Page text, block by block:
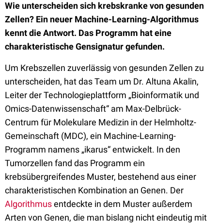
Wie unterscheiden sich krebskranke von gesunden
Zellen? Ein neuer Machine-Learning-Algorithmus
kennt die Antwort. Das Programm hat eine
charakteristische Gensignatur gefunden.
Um Krebszellen zuverlässig von gesunden Zellen zu
unterscheiden, hat das Team um Dr. Altuna Akalin,
Leiter der Technologieplattform „Bioinformatik und
Omics-Datenwissenschaft“ am Max-Delbrück-
Centrum für Molekulare Medizin in der Helmholtz-
Gemeinschaft (MDC), ein Machine-Learning-
Programm namens „ikarus“ entwickelt. In den
Tumorzellen fand das Programm ein
krebsübergreifendes Muster, bestehend aus einer
charakteristischen Kombination an Genen. Der
Algorithmusentdeckte in dem Muster außerdem
Arten von Genen, die man bislang nicht eindeutig mit